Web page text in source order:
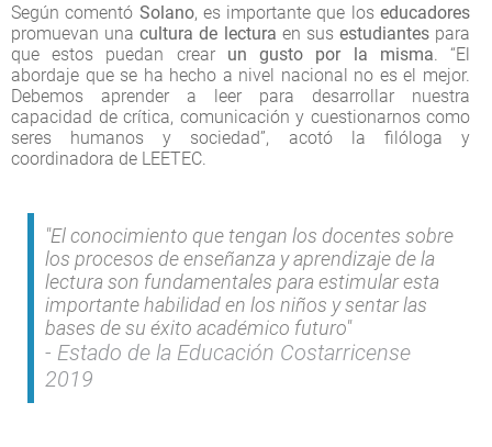
Según comentó Solano, es importante que loseducadores
promuevan unacultura de lectura en sus estudiantespara
que estos puedan crear un gusto por la misma. “El
abordaje que se ha hecho a nivel nacional no es el mejor.
Debemos aprender a leer para desarrollar nuestra
capacidad de crítica, comunicación y cuestionarnos como
seres humanos y sociedad”, acotó la filóloga y
coordinadora de LEETEC.
"El conocimiento que tengan los docentes sobre
los procesos de enseñanza y aprendizaje de la
lectura son fundamentales para estimular esta
importante habilidad en los niños y sentar las
bases de su éxito académico futuro"
Estado de la Educación Costarricense
2019